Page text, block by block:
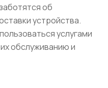
об
устройства.
услугами
обслуживанию и